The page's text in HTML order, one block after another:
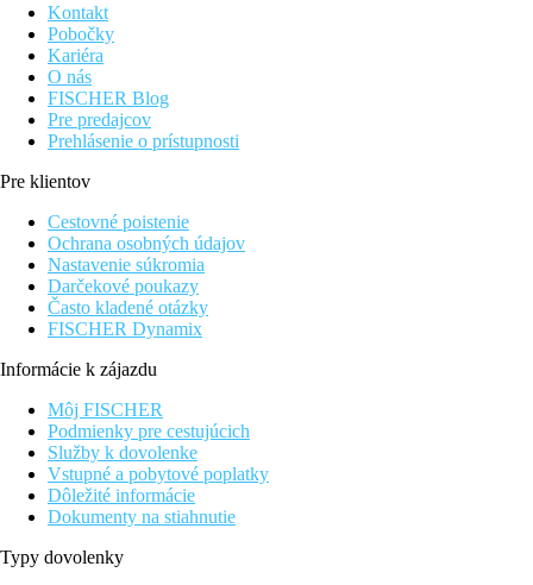
Kontakt
Pobočky
Kariéra
O nás
FISCHER Blog
Pre predajcov
Prehlásenie o prístupnosti
Pre klientov
Cestovné poistenie
Ochrana osobných údajov
Nastavenie súkromia
Darčekové poukazy
Často kladené otázky
FISCHER Dynamix
Informácie k zájazdu
Môj FISCHER
Podmienky pre cestujúcich
Služby k dovolenke
Vstupné a pobytové poplatky
Dôležité informácie
Dokumenty na stiahnutie
Typy dovolenky